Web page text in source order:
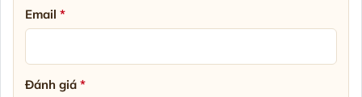
Email*
Đánh giá*